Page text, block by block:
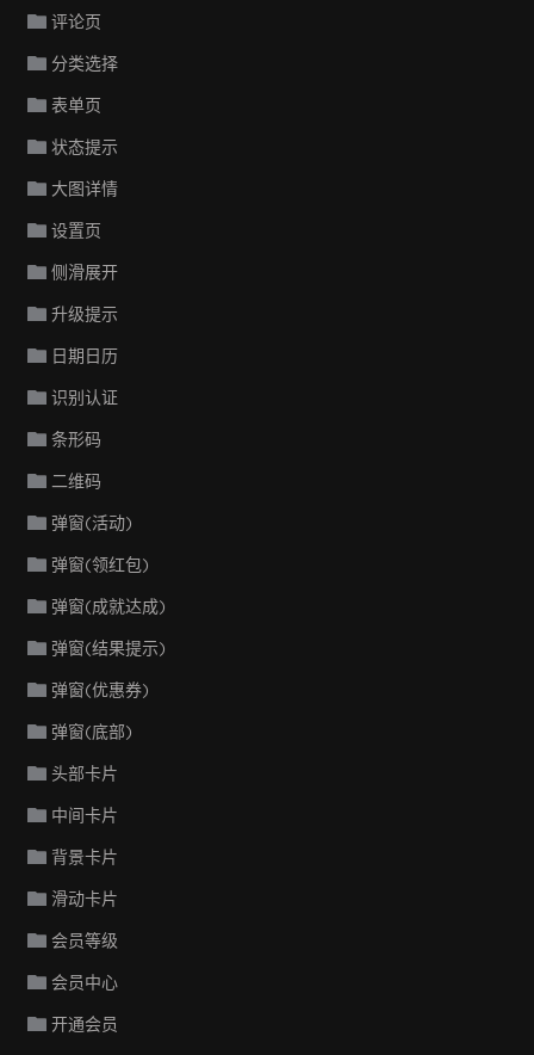
评论页
分类选择
表单页
状态提示
大图详情
设置页
侧滑展开
升级提示
日期日历
识别认证
条形码
二维码
弹窗(活动)
弹窗(领红包)
弹窗(成就达成)
弹窗(结果提示)
弹窗(优惠券)
弹窗(底部)
头部卡片
中间卡片
背景卡片
滑动卡片
会员等级
会员中心
开通会员